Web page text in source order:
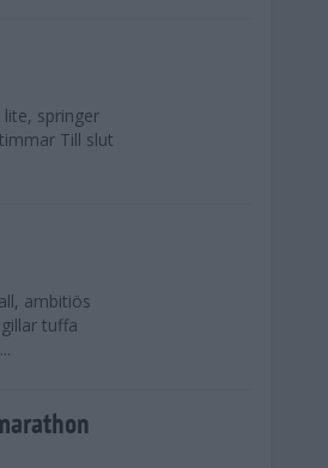
springer
Till slut
ambitiös
tuffa